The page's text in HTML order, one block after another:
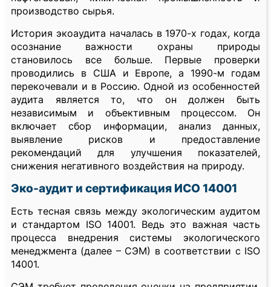
производство сырья.
История экоаудита началась в 1970-х годах, когда
осознание важности охраны природы
становилось все больше. Первые проверки
проводились в США и Европе, а 1990-м годам
перекочевали и в Россию. Одной из особенностей
аудита является то, что он должен быть
независимым и объективным процессом. Он
включает сбор информации, анализ данных,
выявление рисков и предоставление
рекомендаций для улучшения показателей,
снижения негативного воздействия на природу.
Эко-аудит и сертификация ИСО 14001
Есть тесная связь между экологическим аудитом
и стандартом ISO 14001. Ведь это важная часть
процесса внедрения системы экологического
менеджмента (далее – СЭМ) в соответствии с ISO
14001.